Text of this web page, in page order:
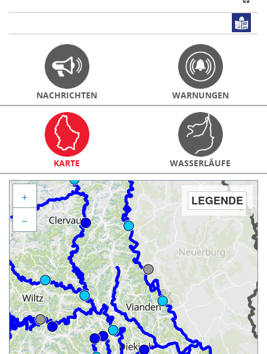
NACHRICHTEN WARNUNGEN
KARTE WASSERLÄUFE
LEGENDE
+
−